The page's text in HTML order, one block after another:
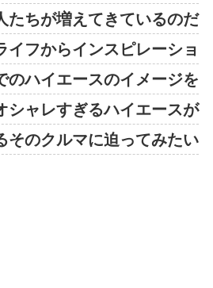
たちが増えてきているのだ
イフからインスピレーショ
のハイエースのイメージを
シャレすぎるハイエースが
そのクルマに迫ってみたい